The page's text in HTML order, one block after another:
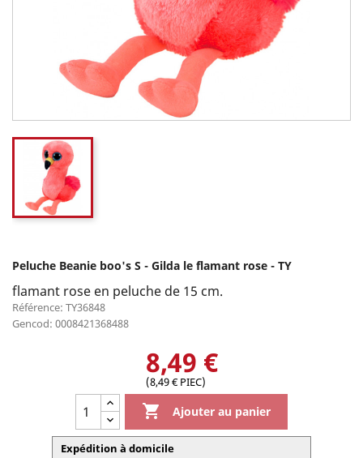
Peluche Beanie boo's S - Gilda le flamant rose - TY
flamant rose en peluche de 15 cm.
Référence: TY36848
Gencod: 0008421368488
8,49 €
(8,49 € PIEC)
 Ajouter au panier
Expédition à domicile